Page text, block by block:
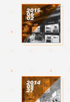
2015
06
02
2014
05
27